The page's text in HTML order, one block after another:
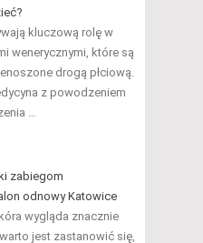
kluczową rolę w
wenerycznymi, które są
drogą płciową.
z powodzeniem
…
zabiegom
odnowy Katowice
wygląda znacznie
jest zastanowić się,